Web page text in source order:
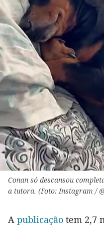
Conan só descansou
a tutora. (Foto: Instagram /
A publicação tem 2,7